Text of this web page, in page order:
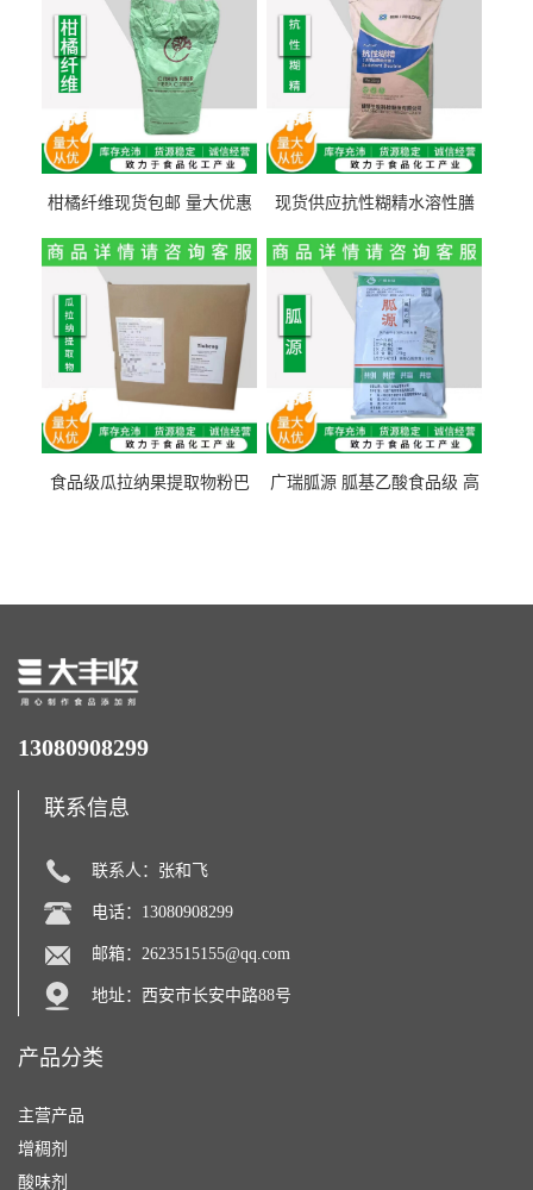
柑橘纤维现货包邮 量大优惠
现货供应抗性糊精水溶性膳
量1kg包邮
食品级瓜拉纳果提取物粉巴
广瑞胍源 胍基乙酸食品级 高
13080908299
联系信息
联系人：张和飞
电话：13080908299
邮箱： 2623515155@qq.com
地址：西安市长安中路88号
产品分类
主营产品
增稠剂
酸味剂